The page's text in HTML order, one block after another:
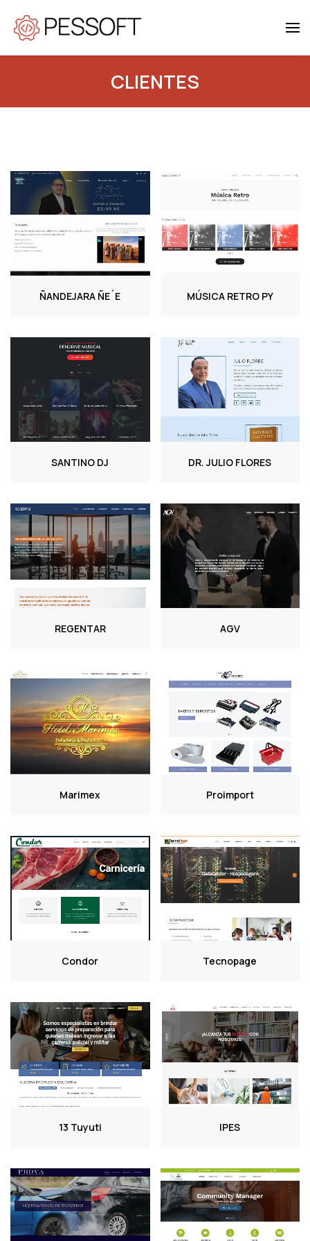
Skip to main content
CLIENTES
ÑANDEJARA ÑE´E MÚSICA RETRO PY
SANTINO DJ DR. JULIO FLORES
REGENTAR AGV
Marimex Proimport
Condor Tecnopage
13 Tuyuti IPES